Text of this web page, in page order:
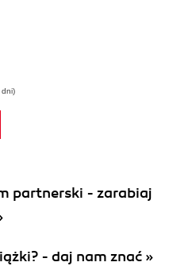
dni)
partnerski - zarabiaj
- daj nam znać »